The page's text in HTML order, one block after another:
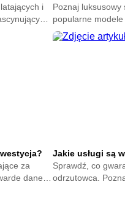
i
Poznaj luksusowy
popularne
odrzutowiec
Przeczytaj nasz
za
dane i
Jakie usługi są
Sprawdź, co
odrzutowca.